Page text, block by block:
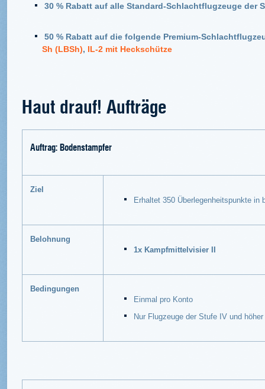
30 % Rabatt auf alle Standard-Schlachtflugzeuge der
50 % Rabatt auf die folgende Premium-
Sh (LBSh), IL-2 mit Heckschütze
Haut drauf! Aufträge
Auftrag: Bodenstampfer
Ziel
Erhaltet 350 Überlegenheitspunkte in
Belohnung
1x Kampfmittelvisier II
Bedingungen
Einmal pro Konto
Nur Flugzeuge der Stufe IV und höher